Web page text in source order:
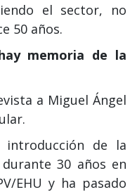
el sector, no
50 años.
memoria de la
a Miguel Ángel
introducción de la
30 años en
EHU y ha pasado